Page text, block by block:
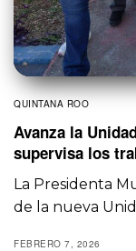
QUINTANA ROO
Avanza la
supervisa los
La Presidenta
de la nueva
FEBRERO 7, 2026